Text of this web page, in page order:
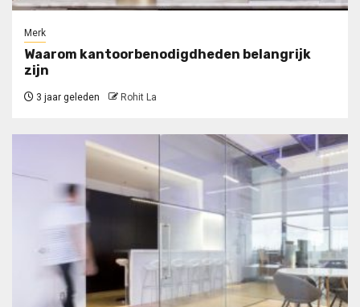
Merk
Waarom kantoorbenodigdheden belangrijk
zijn
3 jaar geleden Rohit La